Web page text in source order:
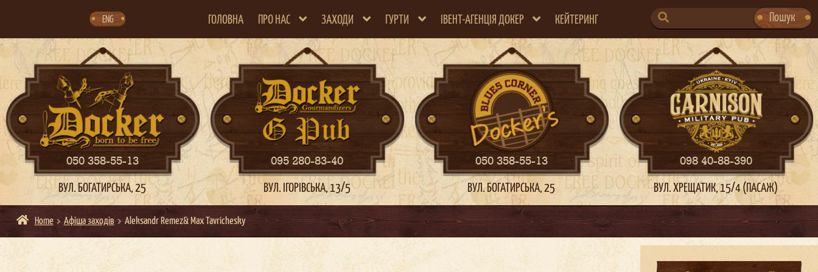
ENG ГОЛОВНА ПРО НАС ЗАХОДИ ГУРТИ ІВЕНТ-АГЕНЦІЯ ДОКЕР КЕЙТЕРИНГ
SEARCH
FOR:
Пошук
050 358-55-13
ВУЛ. БОГАТИРСЬКА, 25
095 280-83-40
ВУЛ. ІГОРІВСЬКА, 13/5
050 358-55-13
ВУЛ. БОГАТИРСЬКА, 25
098 40-88-390
ВУЛ. ХРЕЩАТИК, 15/4 (ПАСАЖ)
Home Афіша заходів Aleksandr Remez& Max Tavrichesky